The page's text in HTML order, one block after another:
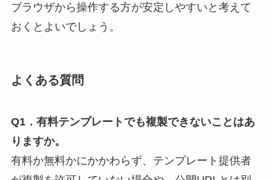
ブラウザから操作する方が安定しやすいと考えて
おくとよいでしょう。
よくある質問
Q1．有料テンプレートでも複製できないことはあ
りますか。
有料か無料かにかかわらず、テンプレート提供者